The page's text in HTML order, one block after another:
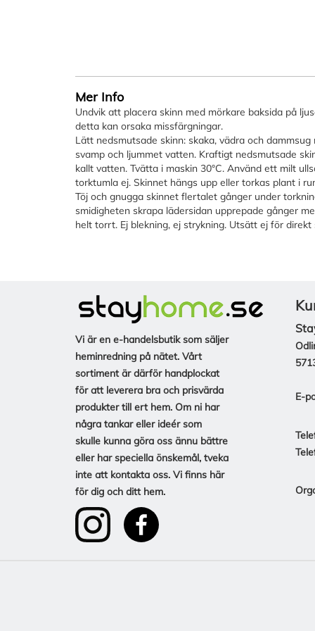
Mer Info
Undvik att placera skinn med mörkare baksida på
detta kan orsaka missfärgningar.
Lätt nedsmutsade skinn: skaka, vädra och
svamp och ljummet vatten. Kraftigt nedsmutsade
kallt vatten. Tvätta i maskin 30°C. Använd ett milt
torktumla ej. Skinnet hängs upp eller torkas plant i
Töj och gnugga skinnet flertalet gånger under
smidigheten skrapa lädersidan upprepade gånger
helt torrt. Ej blekning, ej strykning. Utsätt ej för direkt
Vi är en e-handelsbutik som säljer
heminredning på nätet. Vårt
sortiment är därför handplockat
för att leverera bra och prisvärda
produkter till ert hem. Om ni har
några tankar eller ideér som
skulle kunna göra oss ännu bättre
eller har speciella önskemål, tveka
inte att kontakta oss. Vi finns här
för dig och ditt hem.
E-